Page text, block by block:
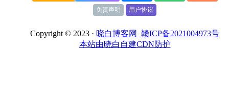
免责声明
用户协议
Copyright © 2023 · 晓白博客网
赣ICP备2021004973号
本站由晓白自建CDN防护